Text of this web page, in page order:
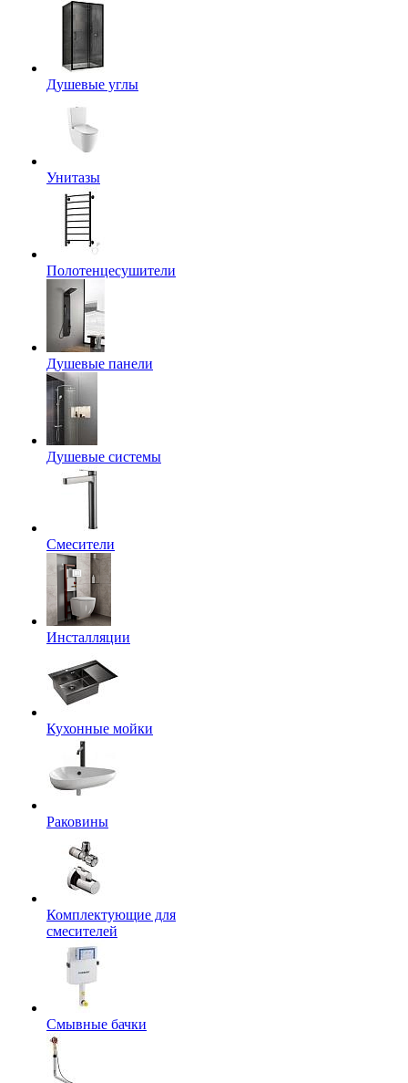
Душевые углы
Унитазы
Полотенцесушители
Душевые панели
Душевые системы
Смесители
Инсталляции
Кухонные мойки
Раковины
Комплектующие для
смесителей
Смывные бачки